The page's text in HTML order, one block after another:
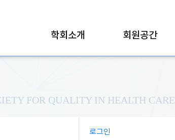
학회소개 회원공간
FOR QUALITY IN HEALTH CARE
로그인